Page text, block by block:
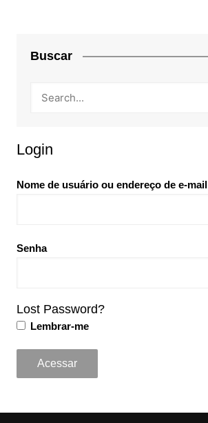
Buscar
Login
Nome de usuário ou endereço de e-mail
Senha
Lost Password?
Lembrar-me